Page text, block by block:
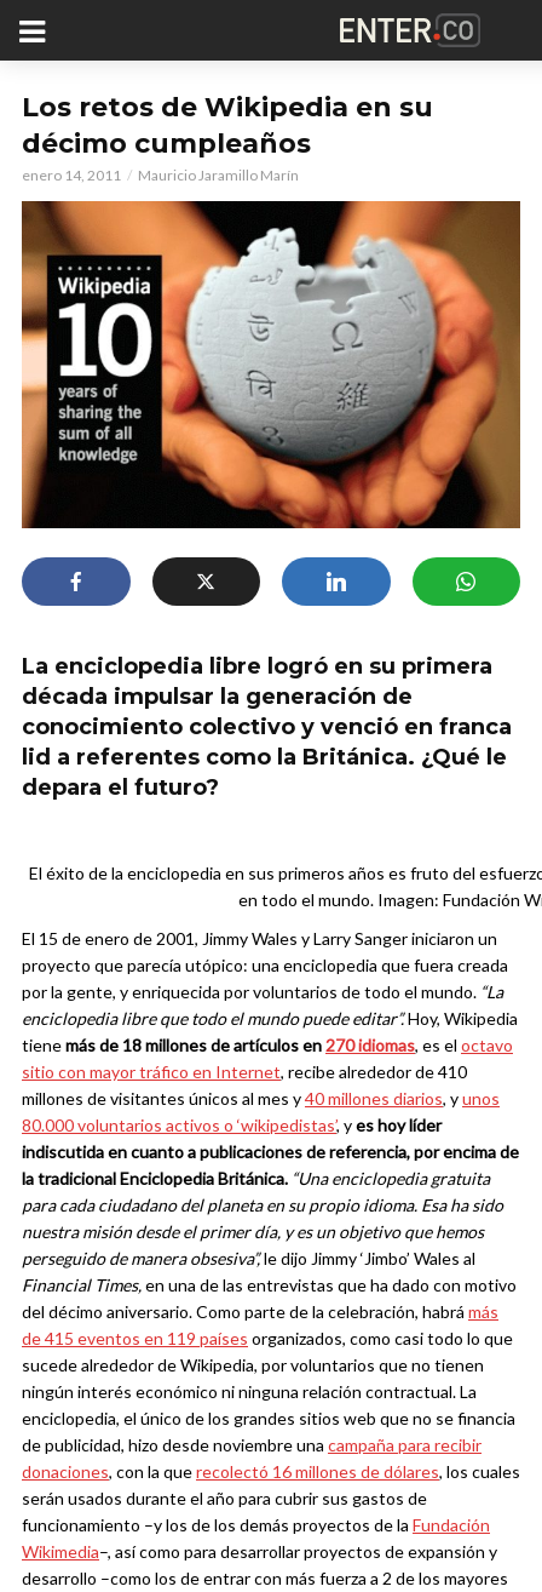
Los retos de Wikipedia en su
décimo cumpleaños
enero 14, 2011 Mauricio Jaramillo Marín
La enciclopedia libre logró en su primera
década impulsar la generación de
conocimiento colectivo y venció en franca
lid a referentes como la Británica. ¿Qué le
depara el futuro?
El éxito de la enciclopedia en sus primeros años es fruto del
en todo el mundo. Imagen: Fundación
El 15 de enero de 2001, Jimmy Wales y Larry Sanger iniciaron un
proyecto que parecía utópico: una enciclopedia que fuera creada
por la gente, y enriquecida por voluntarios de todo el mundo. “La
enciclopedia libre que todo el mundo puede editar”.Hoy, Wikipedia
tienemás de 18millones de artículos en270 idiomas, es el octavo
sitio con mayor tráfico en Internet, recibe alrededor de 410
millones de visitantes únicos al mes y40 millones diarios, yunos
80.000 voluntarios activos o ‘wikipedistas’, yes hoy líder
indiscutida en cuanto a publicaciones de referencia, por encima de
la tradicional Enciclopedia Británica. “Una enciclopedia gratuita
para cada ciudadano del planeta en su propio idioma. Esa ha sido
nuestra misión desde el primer día, y es un objetivo que hemos
perseguido de manera obsesiva”,le dijo Jimmy ‘Jimbo’ Wales al
Financial Times,en una de las entrevistas que ha dado con motivo
del décimo aniversario. Como parte de la celebración, habrá más
de 415 eventos en 119 países organizados, como casi todo lo que
sucede alrededor de Wikipedia, por voluntarios que no tienen
ningún interés económico ni ninguna relación contractual. La
enciclopedia, el único de los grandes sitios web que no se financia
de publicidad, hizo desde noviembre una campaña para recibir
donaciones, con la querecolectó 16 millones de dólares, los cuales
serán usados durante el año para cubrir sus gastos de
funcionamiento –y los de los demás proyectos de la Fundación
Wikimedia–, así como para desarrollar proyectos de expansión y
desarrollo –como los de entrar con más fuerza a 2 de los mayores